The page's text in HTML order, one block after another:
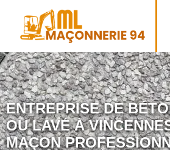
ENTREPRISE DE
OU LAVÉ À
MAÇON